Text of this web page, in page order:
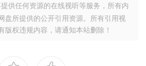
供任何资源的在线视听等服务，所有内
盘所提供的公开引用资源。所有引用视
版权违规内容，请通知本站删除！